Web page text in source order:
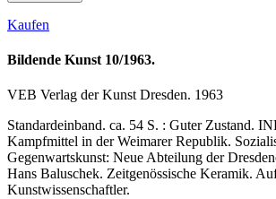
Kaufen
Bildende Kunst 10/1963.
VEB Verlag der Kunst Dresden. 1963
Standardeinband. ca. 54 S. : Guter Zustand.
Kampfmittel in der Weimarer Republik.
Gegenwartskunst: Neue Abteilung der
Hans Baluschek. Zeitgenössische Keramik.
Kunstwissenschaftler.